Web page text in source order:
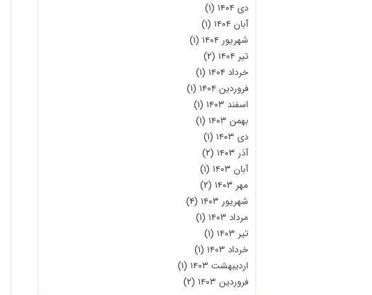
دی ۱۴۰۴
(۱)
آبان ۱۴۰۴
(۱)
شهریور ۱۴۰۴
(۱)
تیر ۱۴۰۴
(۲)
خرداد ۱۴۰۴
(۱)
فروردین ۱۴۰۴
(۱)
اسفند ۱۴۰۳
(۱)
بهمن ۱۴۰۳
(۱)
دی ۱۴۰۳
(۱)
آذر ۱۴۰۳
(۲)
آبان ۱۴۰۳
(۱)
مهر ۱۴۰۳
(۲)
شهریور ۱۴۰۳
(۴)
مرداد ۱۴۰۳
(۱)
تیر ۱۴۰۳
(۱)
خرداد ۱۴۰۳
(۱)
اردیبهشت ۱۴۰۳
(۱)
فروردین ۱۴۰۳
(۲)